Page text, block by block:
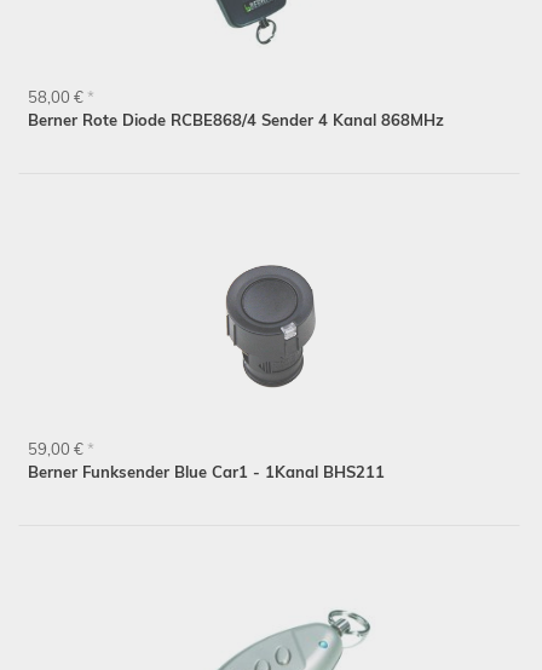
Berner Rote Diode RCBE868/4 Sender 4 Kanal 868MHz
58,00 € *
Berner Funksender Blue Car1 - 1Kanal BHS211
59,00 € *